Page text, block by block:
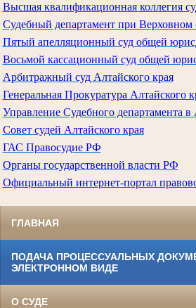
Высшая квалификационная коллегия
Судебный департамент при Верховном
Пятый апелляционный суд общей
Восьмой кассационный суд общей
Арбитражный суд Алтайского края
Генеральная Прокуратура Алтайского
Управление Судебного департамента в
Совет судей Алтайского края
ГАС Правосудие РФ
Органы государственной власти РФ
Официальный интернет-портал
ГЛАВНАЯ
ПОДАЧА ПРОЦЕССУАЛЬНЫХ
ЭЛЕКТРОННОМ ВИДЕ
О СУДЕ